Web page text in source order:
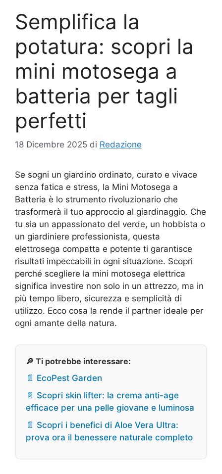
Semplifica la
potatura: scopri la
mini motosega a
batteria per tagli
perfetti
18 Dicembre 2025 di Redazione
Se sogni un giardino ordinato, curato e vivace
senza fatica e stress, la Mini Motosega a
Batteria è lo strumento rivoluzionario che
trasformerà il tuo approccio al giardinaggio. Che
tu sia un appassionato del verde, un hobbista o
un giardiniere professionista, questa
elettrosega compatta e potente ti garantisce
risultati impeccabili in ogni situazione. Scopri
perché scegliere la mini motosega elettrica
significa investire non solo in un attrezzo, ma in
più tempo libero, sicurezza e semplicità di
utilizzo. Ecco cosa la rende il partner ideale per
ogni amante della natura.
🔎 Ti potrebbe interessare:
📄 EcoPest Garden
📄 Scopri skin lifter: la crema anti-age
efficace per una pelle giovane e luminosa
📄 Scopri i benefici di Aloe Vera Ultra:
prova ora il benessere naturale completo